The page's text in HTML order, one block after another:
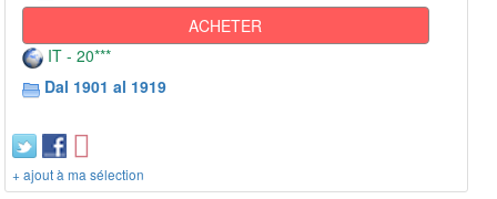
ACHETER
IT - 20***
Dal 1901 al 1919
+ ajout à ma sélection